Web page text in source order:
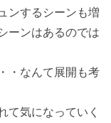
ンするシーンも増
ーンはあるのでは
・なんて展開も考
て気になっていく